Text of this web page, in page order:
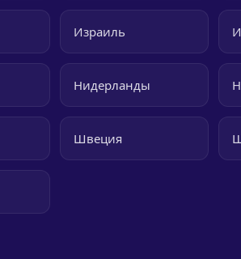
Израиль
Нидерланды
Швеция